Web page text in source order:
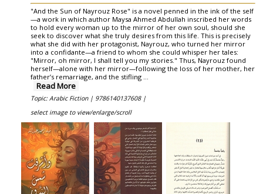
"And the Sun of Nayrouz Rose" is a novel penned in the ink of the self
—a work in which author Maysa Ahmed Abdullah inscribed her words
to hold every woman up to the mirror of her own soul, should she
seek to discover what she truly desires from this life. This is precisely
what she did with her protagonist, Nayrouz, who turned her mirror
into a confidante—a friend to whom she could whisper her tales:
"Mirror, oh mirror, I shall tell you my stories." Thus, Nayrouz found
herself—alone with her mirror—following the loss of her mother, her
father’s remarriage, and the stifling ...
Read More
Topic: Arabic Fiction | 9786140137608 |
select image to view/enlarge/scroll